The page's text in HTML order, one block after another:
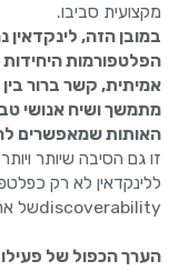
מקצועית סביבו.
במובן הזה, לינקדאין
הפלטפורמות
אמיתית, קשר ברור
האותות שמאפשרים
ללינקדאין לא רק
discoverabilityשל ארגונים ואנשים.
הערך הכפול של